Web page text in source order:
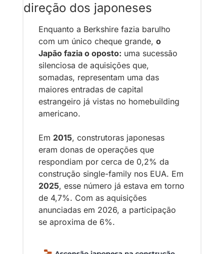
direção dos japoneses
Enquanto a Berkshire fazia barulho
com um único cheque grande, o
Japão fazia o oposto: uma sucessão
silenciosa de aquisições que,
somadas, representam uma das
maiores entradas de capital
estrangeiro já vistas no homebuilding
americano.
Em 2015, construtoras japonesas
eram donas de operações que
respondiam por cerca de 0,2% da
construção single-family nos EUA. Em
2025, esse número já estava em torno
de 4,7%. Com as aquisições
anunciadas em 2026, a participação
se aproxima de 6%.